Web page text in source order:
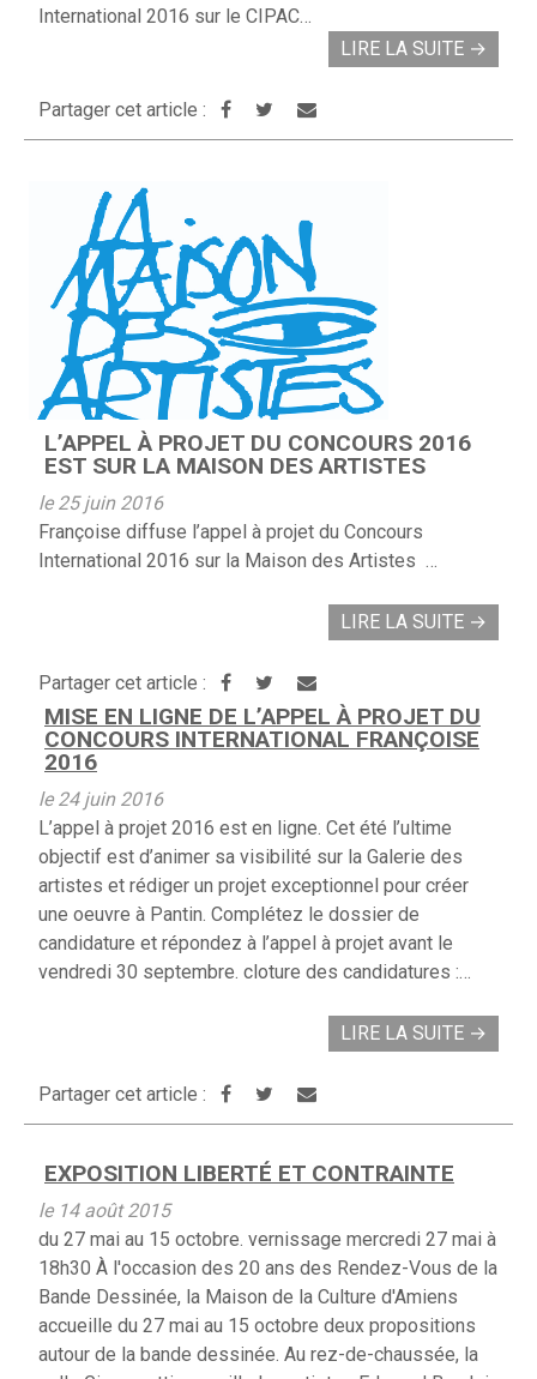
International 2016 sur le CIPAC…
LIRE LA SUITE →
Partager cet article :
L’APPEL À PROJET DU CONCOURS 2016
EST SUR LA MAISON DES ARTISTES
le 25 juin 2016
Françoise diffuse l’appel à projet du Concours
International 2016 sur la Maison des Artistes …
LIRE LA SUITE →
Partager cet article :
MISE EN LIGNE DE L’APPEL À PROJET DU
CONCOURS INTERNATIONAL FRANÇOISE
2016
le 24 juin 2016
L’appel à projet 2016 est en ligne. Cet été l’ultime
objectif est d’animer sa visibilité sur la Galerie des
artistes et rédiger un projet exceptionnel pour créer
une oeuvre à Pantin. Complétez le dossier de
candidature et répondez à l’appel à projet avant le
vendredi 30 septembre. cloture des candidatures :…
LIRE LA SUITE →
Partager cet article :
EXPOSITION LIBERTÉ ET CONTRAINTE
le 14 août 2015
du 27 mai au 15 octobre. vernissage mercredi 27 mai à
18h30 À l'occasion des 20 ans des Rendez-Vous de la
Bande Dessinée, la Maison de la Culture d'Amiens
accueille du 27 mai au 15 octobre deux propositions
autour de la bande dessinée. Au rez-de-chaussée, la